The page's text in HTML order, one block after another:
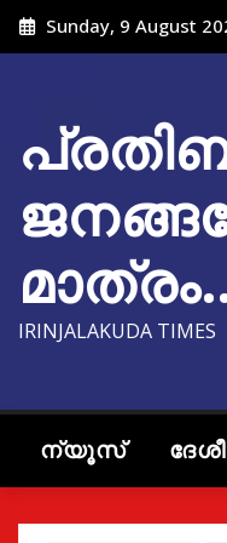
Skip
to
Sunday, 9 August
IRINJALAKUDA TIMES
ന്യൂസ്